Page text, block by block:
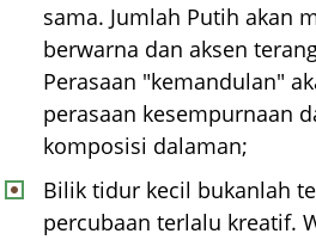
sama. Jumlah Putih akan
berwarna dan aksen
Perasaan "kemandulan"
perasaan kesempurnaan
komposisi dalaman;
Bilik tidur kecil bukanlah
percubaan terlalu kreatif.